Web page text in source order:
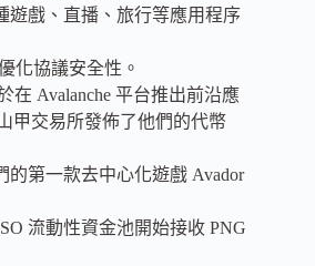
遊戲、直播、旅行等應用程序
化協議安全性。
在 Avalanche 平台推出前沿應
甲交易所發佈了他們的代幣
的第一款去中心化遊戲 Avador
流動性資金池開始接收 PNG